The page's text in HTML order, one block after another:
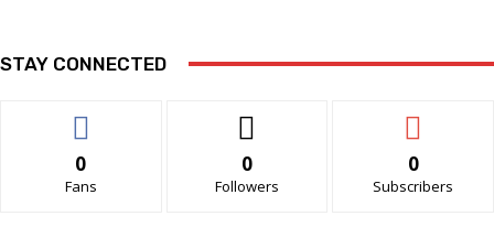
STAY CONNECTED
0
Fans
0
Followers
0
Subscribers